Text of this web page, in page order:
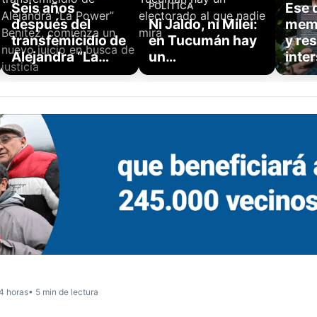
Seis años
después del
transfemicidio de
Alejandra “La…
POLÍTICA
Ni Jaldo, ni Milei:
en Tucumán hay
un…
Ese
y
horas• 5 min de lectura